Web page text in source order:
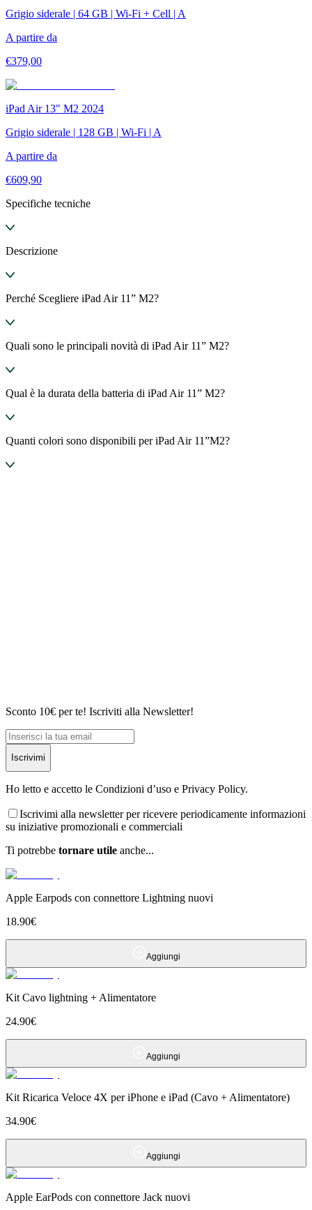
Grigio siderale | 64 GB | Wi-Fi + Cell | A
A partire da
€379,00
iPad Air 13" M2 2024
Grigio siderale | 128 GB | Wi-Fi | A
A partire da
€609,90
Specifiche tecniche
Descrizione
Perché Scegliere iPad Air 11” M2?
Quali sono le principali novità di iPad Air 11” M2?
Qual è la durata della batteria di iPad Air 11” M2?
Quanti colori sono disponibili per iPad Air 11”M2?
Sconto 10€ per te! Iscriviti alla Newsletter!
Iscrivimi
Ho letto e accetto le Condizioni d’uso e Privacy Policy.
Iscrivimi alla newsletter per ricevere periodicamente informazioni
su iniziative promozionali e commerciali
Ti potrebbe tornare utile anche...
Apple Earpods con connettore Lightning nuovi
18.90€
Aggiungi
Kit Cavo lightning + Alimentatore
24.90€
Aggiungi
Kit Ricarica Veloce 4X per iPhone e iPad (Cavo + Alimentatore)
34.90€
Aggiungi
Apple EarPods con connettore Jack nuovi